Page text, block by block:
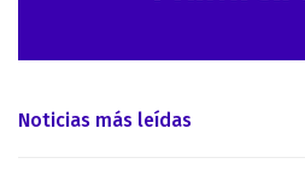
Noticias más leídas